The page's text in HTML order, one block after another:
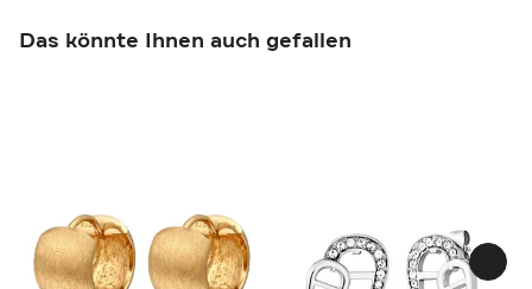
Das könnte Ihnen auch gefallen